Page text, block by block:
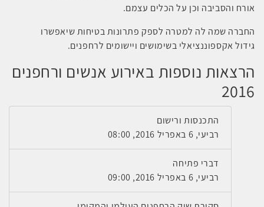
אורח והסביבה וכן על הכלים עצמם.
החברה שמה לה למטרה לספק פתרונות בטיחות שיאפשרו
גידול אקספוננציאלי בשימושים ויישומים לרחפנים.
הרצאות נוספות באירוע אנשים ורחפנים
2016
התכנסות ורישום
רביעי, 6 באפריל 2016, 08:00
דברי פתיחה
רביעי, 6 באפריל 2016, 09:00